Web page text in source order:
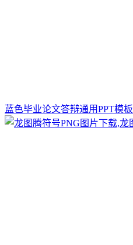
蓝色毕业论文答辩通用PPT模板